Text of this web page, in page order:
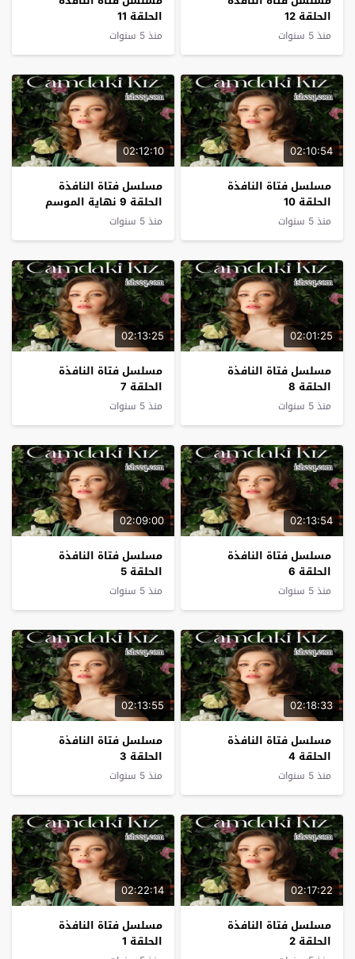
الحلقة 12
منذ 5 سنوات
الحلقة 11
منذ 5 سنوات
02:10:54
مسلسل فتاة النافذة
الحلقة 10
منذ 5 سنوات
02:12:10
مسلسل فتاة النافذة
الحلقة 9 نهاية الموسم
منذ 5 سنوات
02:01:25
مسلسل فتاة النافذة
الحلقة 8
منذ 5 سنوات
02:13:25
مسلسل فتاة النافذة
الحلقة 7
منذ 5 سنوات
02:13:54
مسلسل فتاة النافذة
الحلقة 6
منذ 5 سنوات
02:09:00
مسلسل فتاة النافذة
الحلقة 5
منذ 5 سنوات
02:18:33
مسلسل فتاة النافذة
الحلقة 4
منذ 5 سنوات
02:13:55
مسلسل فتاة النافذة
الحلقة 3
منذ 5 سنوات
02:17:22
مسلسل فتاة النافذة
الحلقة 2
02:22:14
مسلسل فتاة النافذة
الحلقة 1